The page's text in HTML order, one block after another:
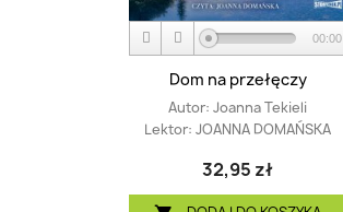
00:00
Dom na przełęczy
Autor: Joanna Tekieli
Lektor: JOANNA DOMAŃSKA
32,95 zł